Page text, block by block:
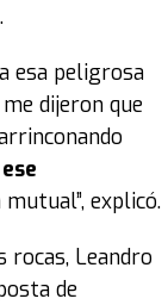
esa peligrosa
dijeron que
explicó.
Leandro
de